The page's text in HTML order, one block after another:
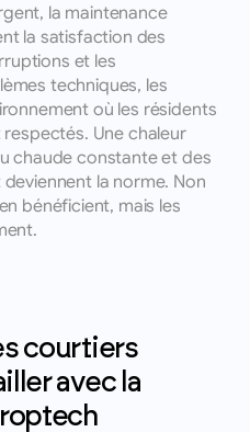
la maintenance
la satisfaction des
et les
techniques, les
où les résidents
Une chaleur
chaude constante et des
la norme. Non
bénéficient, mais les
courtiers
avec la